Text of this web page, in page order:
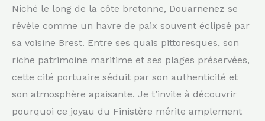
Niché le long de la côte bretonne, Douarnenez se
révèle comme un havre de paix souvent éclipsé par
sa voisine Brest. Entre ses quais pittoresques, son
riche patrimoine maritime et ses plages préservées,
cette cité portuaire séduit par son authenticité et
son atmosphère apaisante. Je t’invite à découvrir
pourquoi ce joyau du Finistère mérite amplement